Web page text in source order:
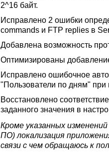
2^16 байт.
Исправлено 2 ошибки
commands и FTP replies в
Добавлена возможность
Оптимизированы
Исправлено ошибочное
"Пользователи по дням"
Восстановлено
заданного значения в
Кроме указанных
ПО) локализация
связи с чем обращаюсь к